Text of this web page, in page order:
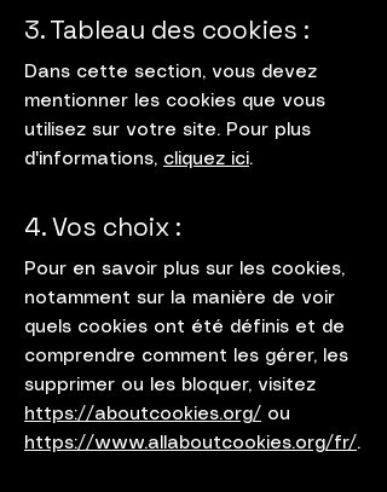
3. Tableau des cookies :
Dans cette section, vous devez
mentionner les cookies que vous
utilisez sur votre site. Pour plus
d'informations, cliquez ici.
4. Vos choix :
Pour en savoir plus sur les cookies,
notamment sur la manière de voir
quels cookies ont été définis et de
comprendre comment les gérer, les
supprimer ou les bloquer, visitez
https://aboutcookies.org/ ou
https://www.allaboutcookies.org/fr/.